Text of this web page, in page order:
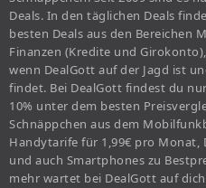
Deals. In den täglichen Deals
besten Deals aus den Bereichen
Finanzen (Kredite und
wenn DealGott auf der Jagd ist
findet. Bei DealGott findest du
10% unter dem besten
Schnäppchen aus dem
Handytarife für 1,99€ pro
und auch Smartphones zu
mehr wartet bei DealGott auf